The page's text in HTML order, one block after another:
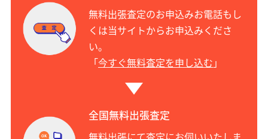
無料出張査定のお申込みお電話もし
くは当サイトからお申込みくださ
い。
「今すぐ無料査定を申し込む 」
全国無料出張査定